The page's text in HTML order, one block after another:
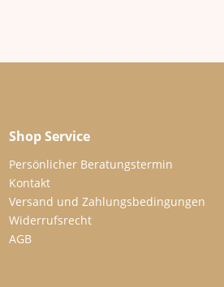
Shop Service
Persönlicher Beratungstermin
Kontakt
Versand und Zahlungsbedingungen
Widerrufsrecht
AGB